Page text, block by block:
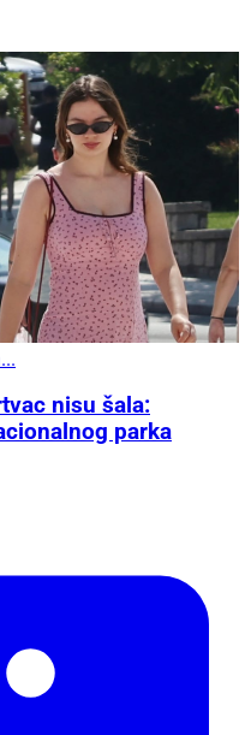
nisu šala:
parka